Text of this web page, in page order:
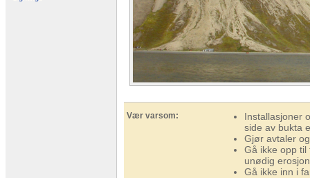
Vær varsom:
Installasjoner
side av bukta
Gjør avtaler
Gå ikke opp
unødig
Gå ikke inn i